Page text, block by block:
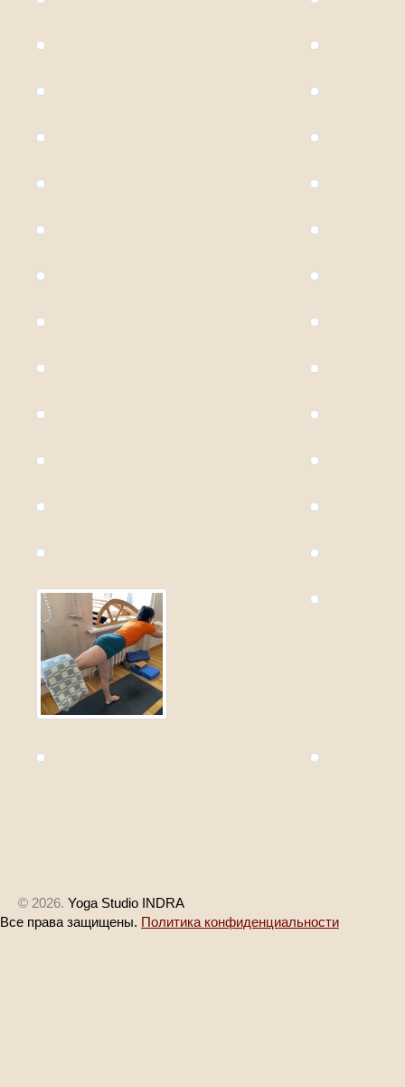
© 2026. Yoga Studio INDRA
Все права защищены. Политика конфиденциальности